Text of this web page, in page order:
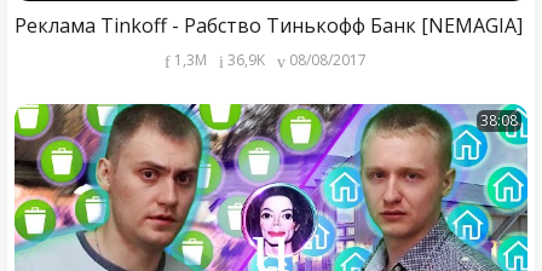
Реклама Tinkoff - Рабство Тинькофф Банк [NEMAGIA]
1,3M 36,9K 08/08/2017
38:08